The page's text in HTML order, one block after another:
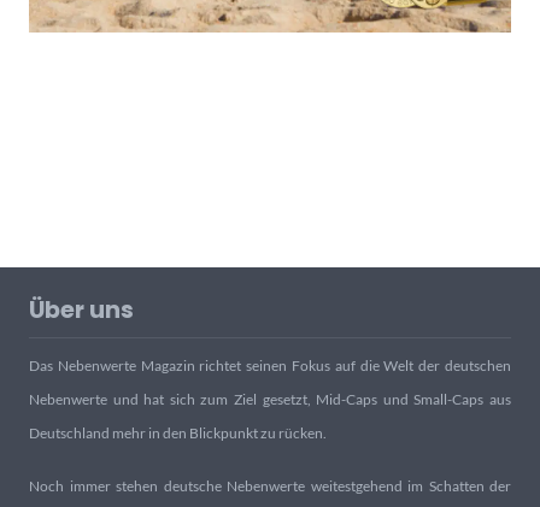
Über uns
Das Nebenwerte Magazin richtet seinen Fokus auf die Welt der deutschen
Nebenwerte und hat sich zum Ziel gesetzt, Mid-Caps und Small-Caps aus
Deutschland mehr in den Blickpunkt zu rücken.
Noch immer stehen deutsche Nebenwerte weitestgehend im Schatten der